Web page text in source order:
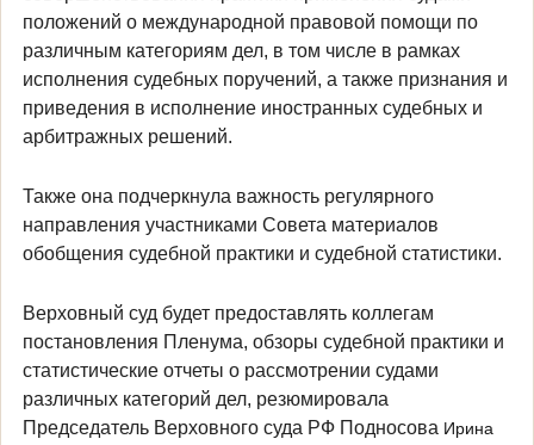
положений о международной правовой помощи по
различным категориям дел, в том числе в рамках
исполнения судебных поручений, а также признания и
приведения в исполнение иностранных судебных и
арбитражных решений.
Также она подчеркнула важность регулярного
направления участниками Совета материалов
обобщения судебной практики и судебной статистики.
Верховный суд будет предоставлять коллегам
постановления Пленума, обзоры судебной практики и
статистические отчеты о рассмотрении судами
различных категорий дел, резюмировала
Председатель Верховного суда РФ Подносова Ирина